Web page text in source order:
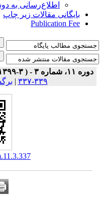
اطلاع‌رسانی به
بایگانی مقالات زیر چاپ
Publication Fee
دوره ۱۱، شماره ۳ - ( ۳-۱۳۹۹ )
۳۳۹-۳۳۷
|